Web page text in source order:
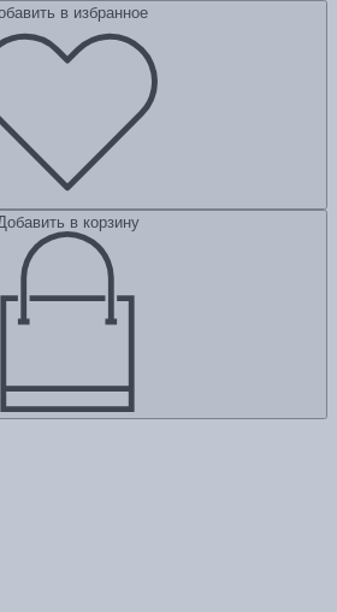
в избранное
в корзину